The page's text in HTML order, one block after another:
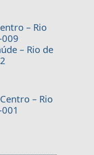
– Rio
009
– Rio de
– Rio